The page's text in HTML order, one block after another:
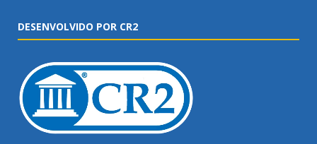
DESENVOLVIDO POR CR2